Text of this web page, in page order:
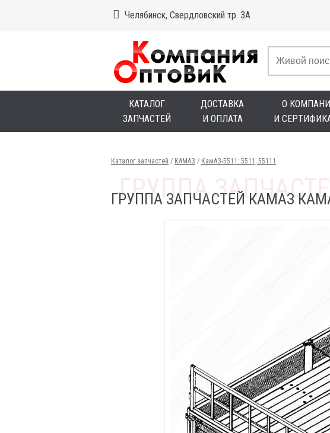
Челябинск, Свердловский тр. 3А
КАТАЛОГ
ЗАПЧАСТЕЙ
ДОСТАВКА
И ОПЛАТА
О
И
Каталог запчастей / КАМАЗ / КамАЗ-5511: 5511, 55111
ГРУППА ЗАПЧАСТЕЙ КАМАЗ